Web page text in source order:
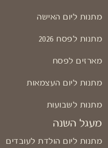
מתנות ליום האישה
מתנות לפסח 2026
מארזים לפסח
מתנות ליום העצמאות
מתנות לשבועות
מעגל השנה
מתנות ליום הולדת לעובדים